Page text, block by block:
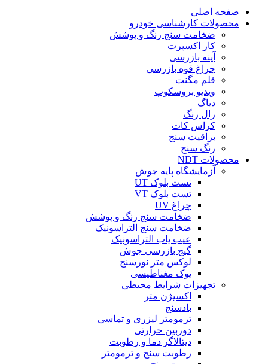
صفحه اصلی
محصولات کارشناسی خودرو
ضخامت سنج رنگ و پوشش
کار اکسپرت
آینه بازرسی
چراغ قوه بازرسی
قلم مگنت
ویدیو بروسکوپ
دیاگ
رال رنگ
کراس کات
براقیت سنج
رنگ سنج
محصولات NDT
آزمایشگاه پایه جوش
تست بلوک UT
تست بلوک VT
چراغ UV
ضخامت سنج رنگ و پوشش
ضخامت سنج التراسونیک
عیب یاب التراسونیک
گیج بازرسی جوش
لوکس متر نورسنج
یوک مغناطیسی
تجهیزات شرایط محیطی
اکسیژن متر
بادسنج
ترمومتر لیزری و تماسی
دوربین حرارتی
دیتالاگر دما و رطوبت
رطوبت سنج و ترمومتر